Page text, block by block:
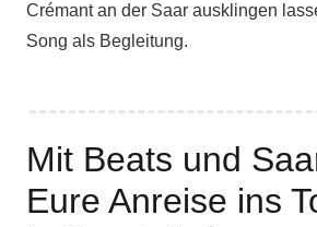
Crémant an der Saar ausklingen
Song als Begleitung.
Mit Beats und
Eure Anreise ins